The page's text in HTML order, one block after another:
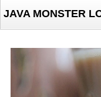
JAVA MONSTER